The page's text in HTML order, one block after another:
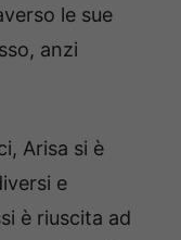
le sue
anzi
Arisa si è
e
è riuscita ad